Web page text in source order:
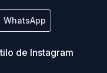
WhatsApp
de Instagram